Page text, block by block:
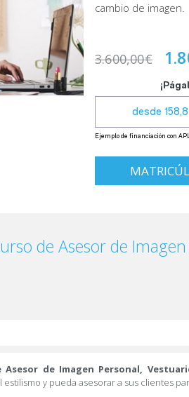
cambio de imagen.
3.600,00€
de Asesor de
Asesor de Imagen Personal,
y pueda asesorar a sus clientes